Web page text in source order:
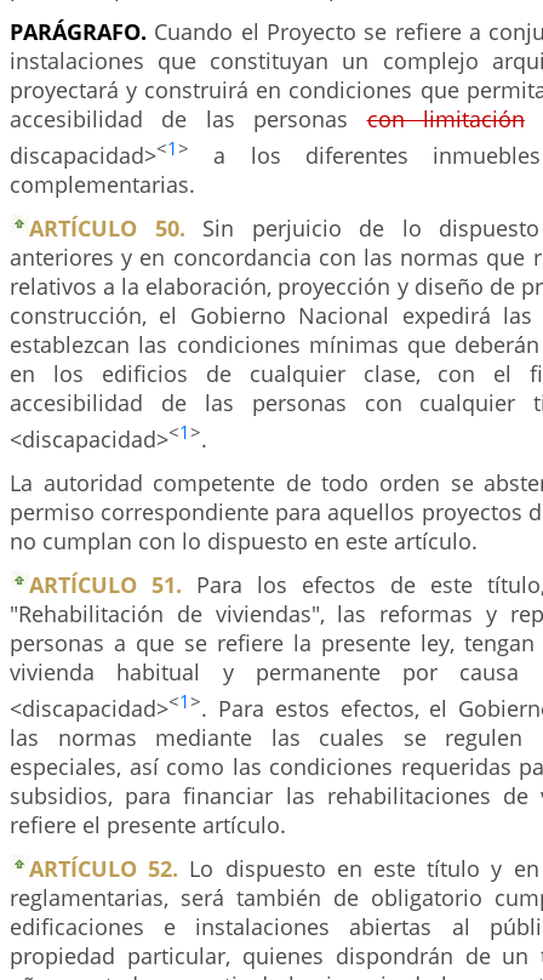
PARÁGRAFO. Cuando el Proyecto se refiere a
instalaciones que constituyan un complejo
proyectará y construirá en condiciones que
accesibilidad de las personascon limitación
discapacidad><1>
a los diferentes
complementarias.
ARTÍCULO 50. Sin perjuicio de lo
anteriores y en concordancia con las normas que
relativos a la elaboración, proyección y diseño de
construcción, el Gobierno Nacional expedirá
establezcan las condiciones mínimas que
en los edificios de cualquier clase, con el
accesibilidad de las personas con
<discapacidad><1>.
La autoridad competente de todo orden se
permiso correspondiente para aquellos proyectos
no cumplan con lo dispuesto en este artículo.
ARTÍCULO 51. Para los efectos de este
"Rehabilitación de viviendas", las reformas y
personas a que se refiere la presente ley,
vivienda habitual y permanente por
<discapacidad><1>. Para estos efectos, el
las normas mediante las cuales se regulen
especiales, así como las condiciones requeridas
subsidios, para financiar las rehabilitaciones
refiere el presente artículo.
ARTÍCULO 52. Lo dispuesto en este título y
reglamentarias, será también de obligatorio
edificaciones e instalaciones abiertas al
propiedad particular, quienes dispondrán de